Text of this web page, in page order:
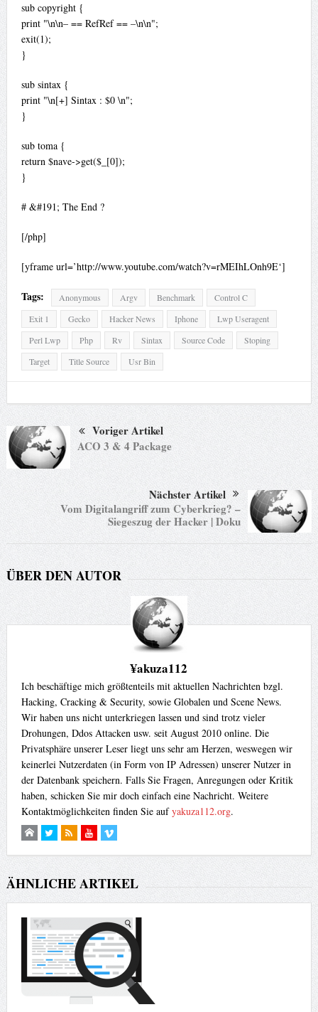
sub copyright {
print "\n\n– == RefRef == –\n\n";
exit(1);
}
sub sintax {
print "\n[+] Sintax : $0 \n";
}
sub toma {
return $nave->get($_[0]);
}
# &#191; The End ?
[/php]
[yframe url=’http://www.youtube.com/watch?v=rMEIhLOnh9E‘]
Tags: Anonymous Argv Benchmark
Control C
Exit 1
Gecko Hacker News Iphone
Lwp Useragent
Perl Lwp
Php Rv Sintax Source Code
Stoping
Target
Title Source Usr Bin
Voriger Artikel
ACO 3 & 4 Package
Nächster Artikel
Vom Digitalangriff zum Cyberkrieg? –
Siegeszug der Hacker | Doku
ÜBER DEN AUTOR
¥akuza112
Ich beschäftige mich größtenteils mit aktuellen Nachrichten bzgl.
Hacking, Cracking & Security, sowie Globalen und Scene News.
Wir haben uns nicht unterkriegen lassen und sind trotz vieler
Drohungen, Ddos Attacken usw. seit August 2010 online. Die
Privatsphäre unserer Leser liegt uns sehr am Herzen, weswegen wir
keinerlei Nutzerdaten (in Form von IP Adressen) unserer Nutzer in
der Datenbank speichern. Falls Sie Fragen, Anregungen oder Kritik
haben, schicken Sie mir doch einfach eine Nachricht. Weitere
Kontaktmöglichkeiten finden Sie aufyakuza112.org.
ÄHNLICHE ARTIKEL